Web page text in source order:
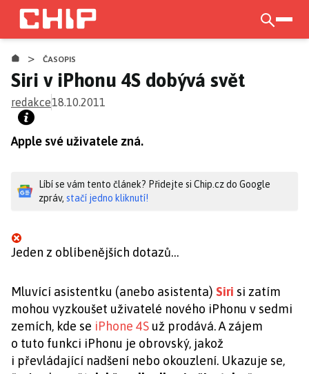
Přejít
hlavnímu
obsahu
> ČASOPIS
Siri v iPhonu 4S dobývá svět
redakce18.10.2011
Apple své uživatele zná.
Líbí se vám tento článek? Přidejte si Chip.cz do Google
zpráv, stačí jedno kliknutí!
Jeden z oblíbenějších dotazů…
Mluvící asistentku (anebo asistenta) Siri si zatím
mohou vyzkoušet uživatelé nového iPhonu v sedmi
zemích, kde se iPhone 4S už prodává. A zájem
o tuto funkci iPhonu je obrovský, jakož
i převládající nadšení nebo okouzlení. Ukazuje se,